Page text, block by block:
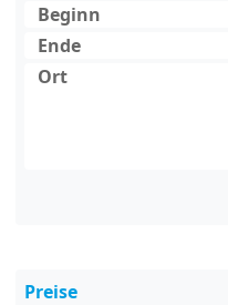
Beginn
Ende
Ort
Preise